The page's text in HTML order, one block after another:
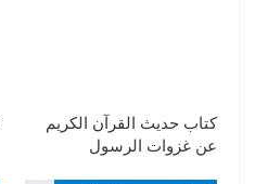
كتاب حديث القرآن الكريم
عن غزوات الرسول